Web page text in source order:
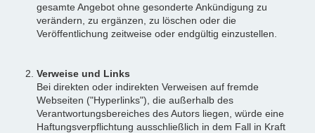
gesamte Angebot ohne gesonderte Ankündigung zu
verändern, zu ergänzen, zu löschen oder die
Veröffentlichung zeitweise oder endgültig einzustellen.
Verweise und Links
Bei direkten oder indirekten Verweisen auf fremde
Webseiten ("Hyperlinks"), die außerhalb des
Verantwortungsbereiches des Autors liegen, würde eine
Haftungsverpflichtung ausschließlich in dem Fall in Kraft